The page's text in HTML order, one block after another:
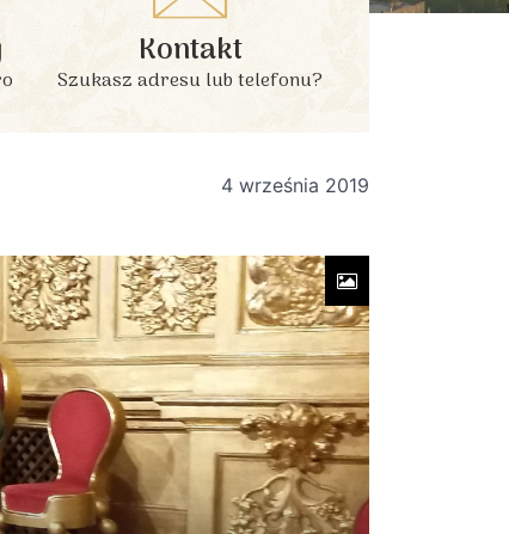
Kontakt
Szukasz adresu lub telefonu?
4 września 2019